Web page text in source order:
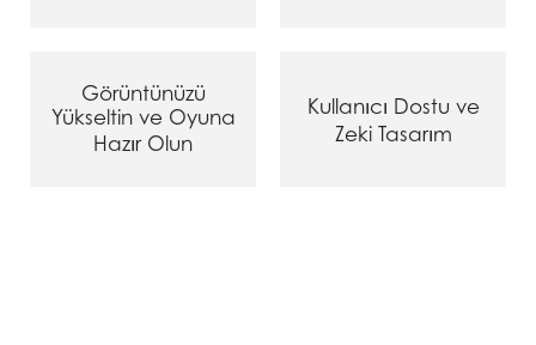
Görüntünüzü
Yükseltin ve Oyuna
Hazır Olun
Kullanıcı Dostu ve
Zeki Tasarım